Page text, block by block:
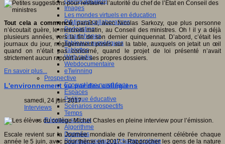
Images
Les mondes virtuels en éducation
Pratiques collaboratives
Podcasting
Smartphones
Tableaux numériques
Tablettes
Web radio
Webdocumentaire
eTwinning
Prospective
Ecosystème numérique
Espaces
Politique éducative
Scénarios prospectifs
Temps
Réseaux sociaux
Algorithme
Données
Réseaux sociaux et champ scolaire
Tout cela a commencé, paraît-il, avec Nicolas Sarkozy, que plus personne
n’écoutait guère, le mercredi matin, au Conseil des ministres. Oh ! il y a déjà
plusieurs années, vers la fin de son dernier quinquennat. D’abord, c’était les
journaux du jour, négligemment posés sur la table, auxquels on jetait un œil
quand on n’était pas concerné, quand le projet de loi présenté n’avait
strictement aucun rapport avec ses propres dossiers.
En savoir plus...
L'environnement vu par des collégiens
samedi, 24 juin 2017
Interviews
Escale revient sur la Journée mondiale de l'environnement célébrée chaque
année le 5 juin, avec pour thème en 2017 « Rapprocher les gens de la nature